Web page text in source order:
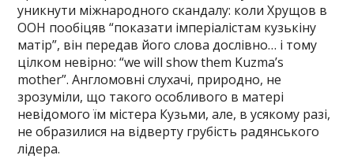
уникнути міжнародного скандалу: коли Хрущов в
ООН пообіцяв “показати імперіалістам кузькіну
матір”, він передав його слова дослівно… і тому
цілком невірно: “we will show them Kuzma’s
mother”. Англомовні слухачі, природно, не
зрозуміли, що такого особливого в матері
невідомого їм містера Кузьми, але, в усякому разі,
не образилися на відверту грубість радянського
лідера.